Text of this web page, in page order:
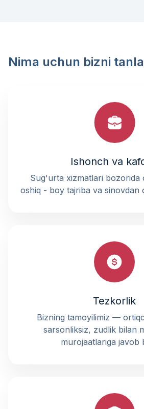
Nima uchun bizni
Ishonch va
Sug'urta xizmatlari bozorida
oshiq - boy tajriba va sinovdan
Tezkorlik
Bizning tamoyilimiz —
sarsonliksiz, zudlik bilan
murojaatlariga javob